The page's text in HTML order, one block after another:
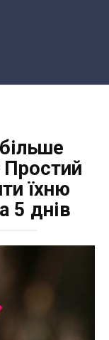
їхню
5 днів